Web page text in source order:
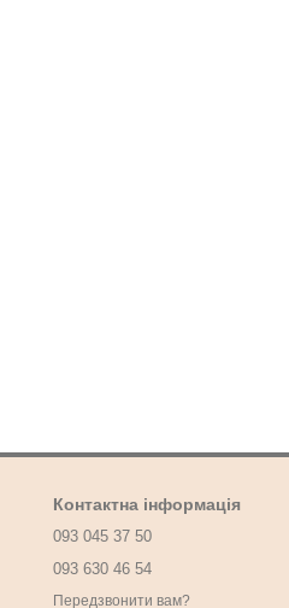
Контактна інформація
093 045 37 50
093 630 46 54
Передзвонити вам?